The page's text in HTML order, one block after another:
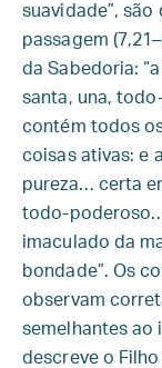
suavidade”, são
passagem
da Sabedoria:
santa, una,
contém todos
coisas ativas: e
pureza… certa
todo-
imaculado da
bondade”. Os
observam
semelhantes ao
descreve o